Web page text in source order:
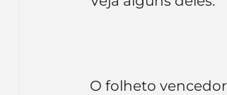
O folheto